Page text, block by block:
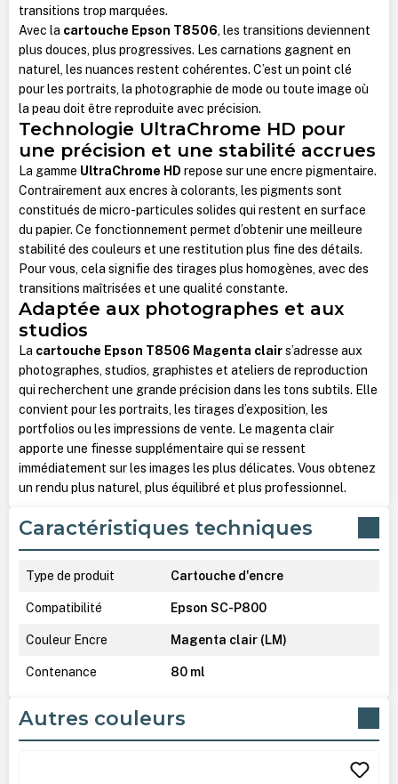
transitions trop marquées.
Avec la cartouche Epson T8506, les transitions deviennent
plus douces, plus progressives. Les carnations gagnent en
naturel, les nuances restent cohérentes. C’est un point clé
pour les portraits, la photographie de mode ou toute image où
la peau doit être reproduite avec précision.
Technologie UltraChrome HD pour
une précision et une stabilité accrues
La gamme UltraChrome HD repose sur une encre pigmentaire.
Contrairement aux encres à colorants, les pigments sont
constitués de micro-particules solides qui restent en surface
du papier. Ce fonctionnement permet d’obtenir une meilleure
stabilité des couleurs et une restitution plus fine des détails.
Pour vous, cela signifie des tirages plus homogènes, avec des
transitions maîtrisées et une qualité constante.
Adaptée aux photographes et aux
studios
La cartouche Epson T8506 Magenta clairs’adresse aux
photographes, studios, graphistes et ateliers de reproduction
qui recherchent une grande précision dans les tons subtils. Elle
convient pour les portraits, les tirages d’exposition, les
portfolios ou les impressions de vente. Le magenta clair
apporte une finesse supplémentaire qui se ressent
immédiatement sur les images les plus délicates. Vous obtenez
un rendu plus naturel, plus équilibré et plus professionnel.
Caractéristiques techniques
Type de produit Cartouche d'encre
Compatibilité Epson SC-P800
Couleur Encre Magenta clair (LM)
Contenance 80 ml
Autres couleurs